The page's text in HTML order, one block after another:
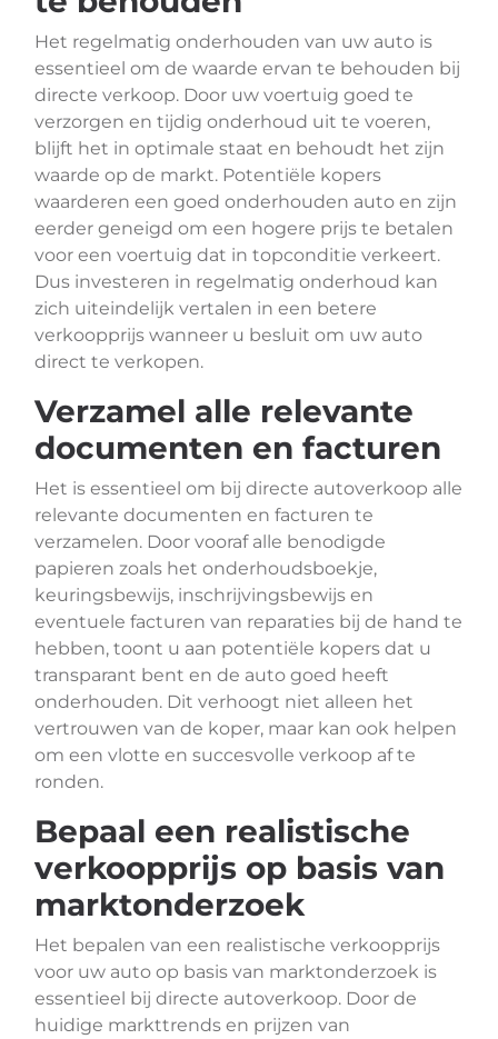
Het regelmatig onderhouden van uw auto is
essentieel om de waarde ervan te behouden bij
directe verkoop. Door uw voertuig goed te
verzorgen en tijdig onderhoud uit te voeren,
blijft het in optimale staat en behoudt het zijn
waarde op de markt. Potentiële kopers
waarderen een goed onderhouden auto en zijn
eerder geneigd om een ​​hogere prijs te betalen
voor een voertuig dat in topconditie verkeert.
Dus investeren in regelmatig onderhoud kan
zich uiteindelijk vertalen in een betere
verkoopprijs wanneer u besluit om uw auto
direct te verkopen.
Verzamel alle relevante
documenten en facturen
Het is essentieel om bij directe autoverkoop alle
relevante documenten en facturen te
verzamelen. Door vooraf alle benodigde
papieren zoals het onderhoudsboekje,
keuringsbewijs, inschrijvingsbewijs en
eventuele facturen van reparaties bij de hand te
hebben, toont u aan potentiële kopers dat u
transparant bent en de auto goed heeft
onderhouden. Dit verhoogt niet alleen het
vertrouwen van de koper, maar kan ook helpen
om een vlotte en succesvolle verkoop af te
ronden.
Bepaal een realistische
verkoopprijs op basis van
marktonderzoek
Het bepalen van een realistische verkoopprijs
voor uw auto op basis van marktonderzoek is
essentieel bij directe autoverkoop. Door de
huidige markttrends en prijzen van